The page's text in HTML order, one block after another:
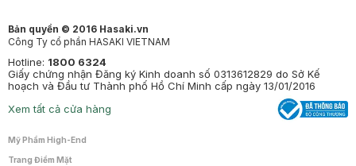
Bản quyền © 2016 Hasaki.vn
Công Ty cổ phần HASAKI VIETNAM
Hotline: 1800 6324
Giấy chứng nhận Đăng ký Kinh doanh số 0313612829 do Sở Kế
hoạch và Đầu tư Thành phố Hồ Chí Minh cấp ngày 13/01/2016
Xem tất cả cửa hàng
Mỹ Phẩm High-End
Trang Điểm Mặt